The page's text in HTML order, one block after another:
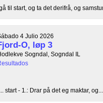
til start, og ta det derifrå, og
4 Julio 2026
O, løp 3
Sogndal, Sogndal IL
- 1.: Drar på det eg maktar, og...